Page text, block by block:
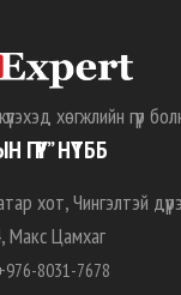
хөгжлийн гүүр
НҮТББ
хот, Чингэлтэй
Макс Цамхаг
8031-7678